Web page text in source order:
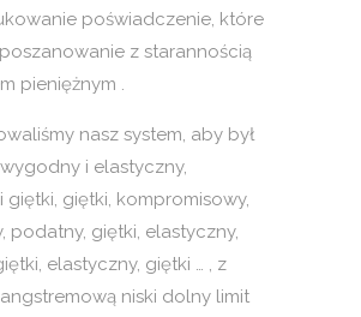
poświadczenie, które
z starannością
pieniężnym .
nasz system, aby był
i elastyczny,
giętki, kompromisowy,
podatny, giętki, elastyczny,
elastyczny, giętki … , z
niski dolny limit